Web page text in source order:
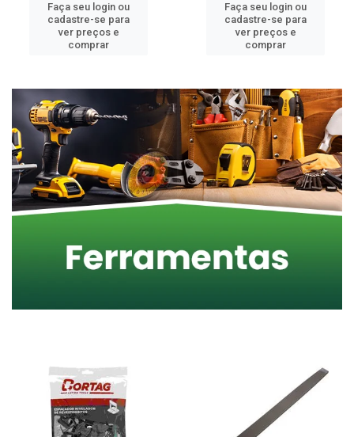
Faça seu login ou
cadastre-se para
ver preços e
comprar
Faça seu login ou
cadastre-se para
ver preços e
comprar